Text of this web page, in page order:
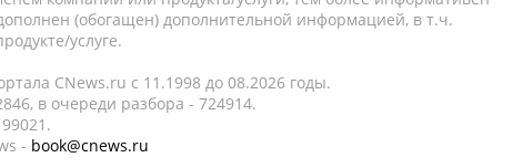
(обогащен) дополнительной информацией, в т.ч.
услуге.
CNews.ru c 11.1998 до 08.2026 годы.
в очереди разбора - 724914.
- book@cnews.ru